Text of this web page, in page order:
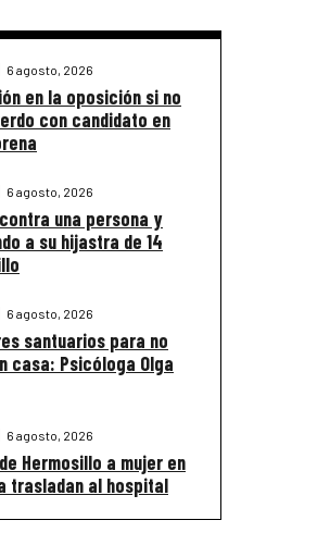
6 agosto, 2026
en la oposición si no
con candidato en
6 agosto, 2026
una persona y
a su hijastra de 14
6 agosto, 2026
santuarios para no
casa: Psicóloga Olga
6 agosto, 2026
Hermosillo a mujer en
trasladan al hospital